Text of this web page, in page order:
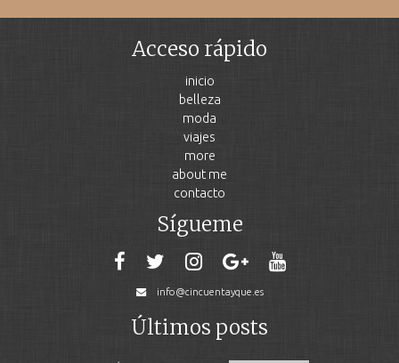
Acceso rápido
inicio
belleza
moda
viajes
more
about me
contacto
Sígueme
info@cincuentayque.es
Últimos posts